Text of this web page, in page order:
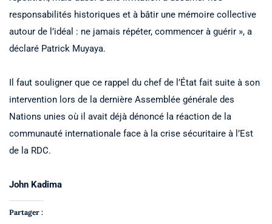
responsabilités historiques et à bâtir une mémoire collective
autour de l’idéal : ne jamais répéter, commencer à guérir », a
déclaré Patrick Muyaya.
Il faut souligner que ce rappel du chef de l’État fait suite à son
intervention lors de la dernière Assemblée générale des
Nations unies où il avait déjà dénoncé la réaction de la
communauté internationale face à la crise sécuritaire à l’Est
de la RDC.
John Kadima
Partager :